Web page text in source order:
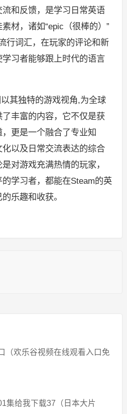
和反馈，是学习日常英语
材，诸如“epic（很棒的）”
行词汇，在玩家的评论和新
习者能够跟上时代的语言
其独特的游戏视角,为全球
丰富的内容，它不仅是获
更是一个融合了专业知
以及日常交流表达的综合
对游戏充满热情的玩家，
学习者，都能在Steam的英
乐趣和收获。
（欢乐谷视频在线观看入口免
集给我下载37（日本大片